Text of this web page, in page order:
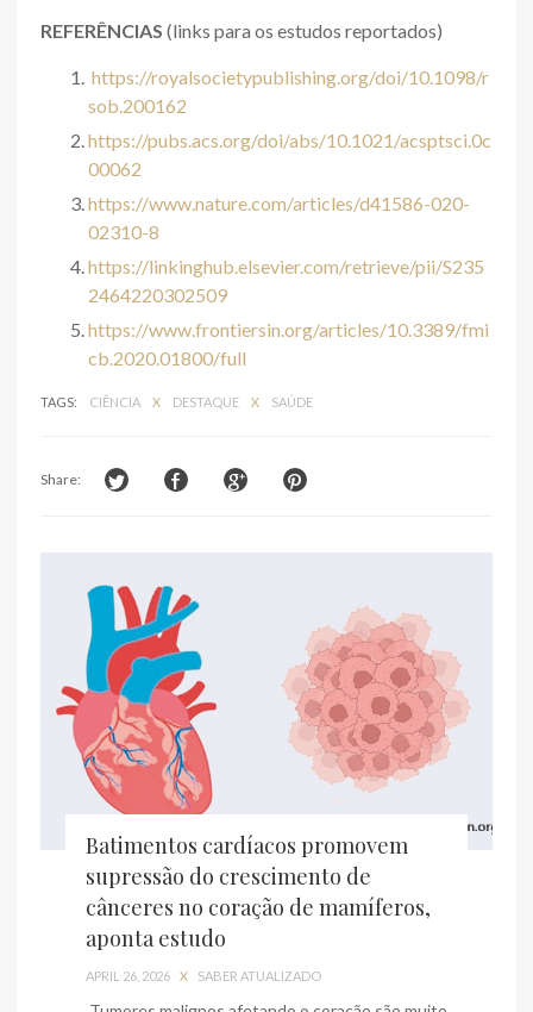
REFERÊNCIAS (links para os estudos reportados)
https://royalsocietypublishing.org/doi/10.1098/r
sob.200162
https://pubs.acs.org/doi/abs/10.1021/acsptsci.0c
00062
https://www.nature.com/articles/d41586-020-
02310-8
https://linkinghub.elsevier.com/retrieve/pii/S235
2464220302509
https://www.frontiersin.org/articles/10.3389/fmi
cb.2020.01800/full
TAGS: CIÊNCIA X DESTAQUE X SAÚDE
Share:
Batimentos cardíacos promovem
supressão do crescimento de
cânceres no coração de mamíferos,
aponta estudo
APRIL 26, 2026 X SABER ATUALIZADO